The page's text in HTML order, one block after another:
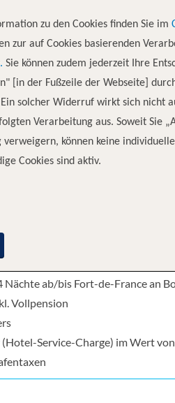
- Bridgetown - Kingstown -
à Pitre - Philipsburg, Sint Maarten -
– Fort-de-France & Fort-de-
Nächte ab/bis Fort-de-France an
Vollpension
Service-Charge) im Wert
zu den Cookies finden Sie im
zur auf Cookies basierenden
Sie können zudem jederzeit Ihre
[in der Fußzeile der Webseite]
solcher Widerruf wirkt sich nicht
Verarbeitung aus. Soweit Sie
verweigern, können keine
Cookies sind aktiv.